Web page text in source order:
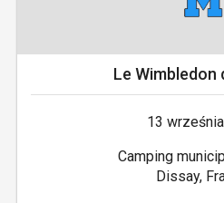
Le Wimbledon
13
Camping
Dissay,